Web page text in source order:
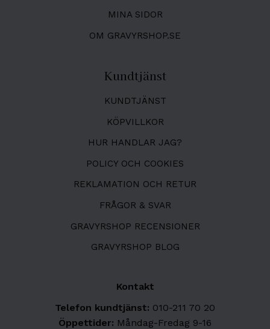
MINA SIDOR
OM GRAVYRSHOP.SE
Kundtjänst
KUNDTJÄNST
KÖPVILLKOR
HUR HANDLAR JAG?
POLICY OCH COOKIES
REKLAMATION OCH RETUR
FRÅGOR & SVAR
GRAVYRSHOP RECENSIONER
GRAVYRSHOP BLOG
Kontakt
Telefon kundtjänst: 010-211 70 20
Öppettider: Måndag-Fredag 9-16